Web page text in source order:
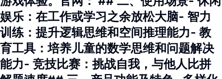
娱乐：在工作或学习之余放松大脑- 智力
训练：提升逻辑思维和空间推理能力- 教
育工具：培养儿童的数学思维和问题解决
能力- 竞技比赛：挑战自我，与他人比拼